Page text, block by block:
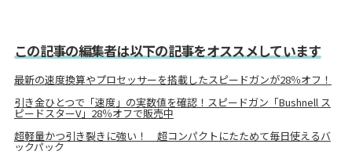
この記事の編集者は以下の記事をオススメしています
最新の速度換算やプロセッサーを搭載したスピードガンが28％オフ！
引き金ひとつで「速度」の実数値を確認！スピードガン「Bushnell ス
ピードスターV」28％オフで販売中
超軽量かつ引き裂きに強い！ 超コンパクトにたためて毎日使えるバ
ックパック